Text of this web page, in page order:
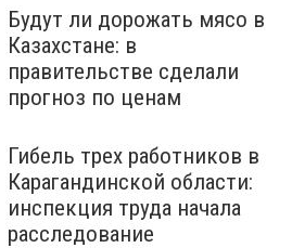
Будут ли дорожать мясо в
Казахстане: в
правительстве сделали
прогноз по ценам
Гибель трех работников в
Карагандинской области:
инспекция труда начала
расследование